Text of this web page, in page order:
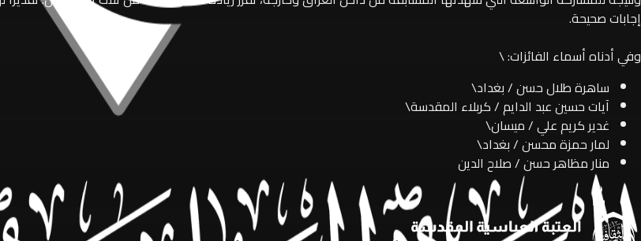
إجابات صحيحة.
وفي أدناه أسماء الفائزات: \
ساهرة طلال حسن / بغداد\
آيات حسين عبد الدايم / كربلاء المقدسة\
غدير كريم علي / ميسان\
لمار حمزة محسن / بغداد\
منار مظاهر حسن / صلاح الدين